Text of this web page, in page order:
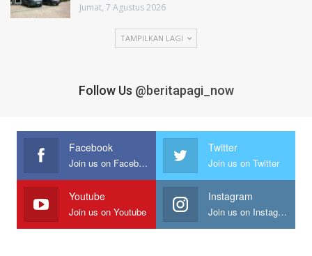
Jumat, 7 Agustus 2026
TAMPILKAN LAGI
Follow Us @beritapagi_now
Facebook
Join us on Facebook
Twitter
Join us on Twitter
Youtube
Join us on Youtube
Instagram
Join us on Instagram